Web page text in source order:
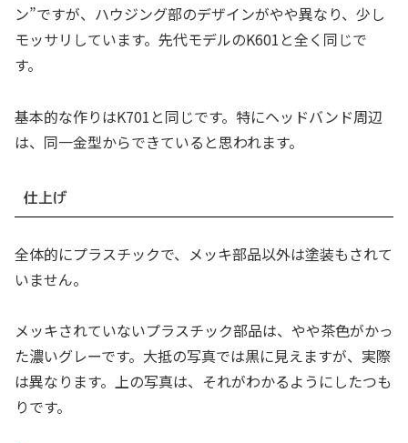
ン”ですが、ハウジング部のデザインがやや異なり、少し
モッサリしています。先代モデルのK601と全く同じで
す。
基本的な作りはK701と同じです。特にヘッドバンド周辺
は、同一金型からできていると思われます。
仕上げ
全体的にプラスチックで、メッキ部品以外は塗装もされて
いません。
メッキされていないプラスチック部品は、やや茶色がかっ
た濃いグレーです。大抵の写真では黒に見えますが、実際
は異なります。上の写真は、それがわかるようにしたつも
りです。